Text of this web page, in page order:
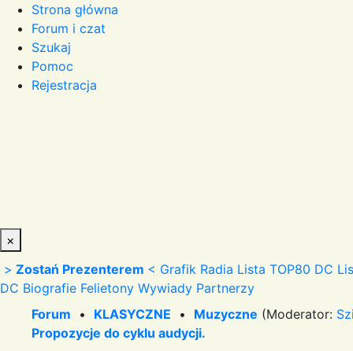
Strona główna
Forum i czat
Szukaj
Pomoc
Rejestracja
×
> Zostań Prezenterem < Grafik Radia Lista TOP80 DC
DC Biografie Felietony Wywiady Partnerzy
Forum • KLASYCZNE • Muzyczne (Moderator:
Propozycje do cyklu audycji.